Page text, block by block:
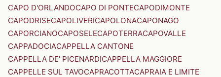
CAPO D'ORLANDOCAPO DI PONTECAPODIMONTE
CAPODRISECAPOLIVERICAPOLONACAPONAGO
CAPORCIANOCAPOSELECAPOTERRACAPOVALLE
CAPPADOCIACAPPELLA CANTONE
CAPPELLA DE' PICENARDICAPPELLA MAGGIORE
CAPPELLE SUL TAVOCAPRACOTTACAPRAIA E LIMITE